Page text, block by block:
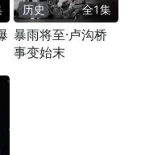
历史 全1集
暴雨将至·卢沟桥
事变始末